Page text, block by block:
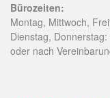
Bürozeiten:
Montag, Mittwoch,
Dienstag,
oder nach